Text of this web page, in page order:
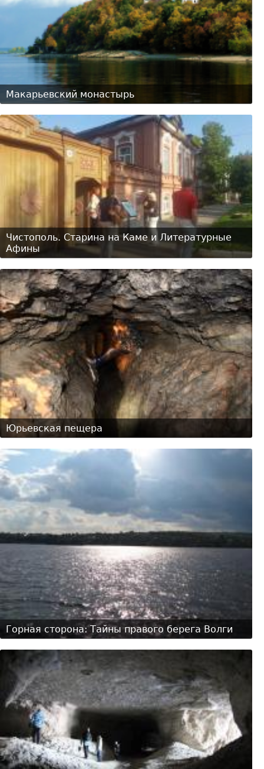
Макарьевский монастырь
Чистополь. Старина на Каме и Литературные
Афины
Юрьевская пещера
Горная сторона: Тайны правого берега Волги